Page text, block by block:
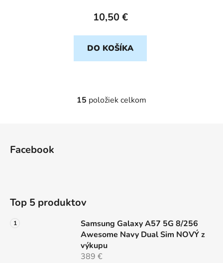
10,50 €
DO KOŠÍKA
O
v
k
15 položiek celkom
Facebook
Top 5 produktov
Samsung Galaxy A57 5G 8/256
Awesome Navy Dual Sim NOVÝ z
výkupu
389 €